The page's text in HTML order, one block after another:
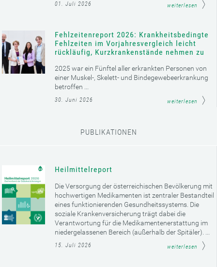
01. Juli 2026 weiterlesen
Fehlzeitenreport 2026: Krankheitsbedingte
Fehlzeiten im Vorjahresvergleich leicht
rückläufig, Kurzkrankenstände nehmen zu
2025 war ein Fünftel aller erkrankten Personen von
einer Muskel-, Skelett- und Bindegewebeerkrankung
betroffen ...
30. Juni 2026 weiterlesen
PUBLIKATIONEN
Heilmittelreport
Die Versorgung der österreichischen Bevölkerung mit
hochwertigen Medikamenten ist zentraler Bestandteil
eines funktionierenden Gesundheitssystems. Die
soziale Krankenversicherung trägt dabei die
Verantwortung für die Medikamentenerstattung im
niedergelassenen Bereich (außerhalb der Spitäler). ...
15. Juli 2026 weiterlesen